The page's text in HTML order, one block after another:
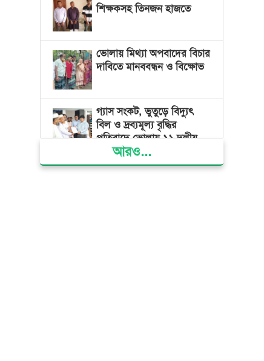
শিক্ষকসহ তিনজন হাজতে
ভোলায় মিথ্যা অপবাদের বিচার
দাবিতে মানববন্ধন ও বিক্ষোভ
গ্যাস সংকট, ভুতুড়ে বিদ্যুৎ
বিল ও দ্রব্যমূল্য বৃদ্ধির
প্রতিবাদে ভোলায় ১১ দলীয়
ঐক্যের প্রধানমন্ত্রী বরাবর
স্মারকলিপি প্রদান
আরও...